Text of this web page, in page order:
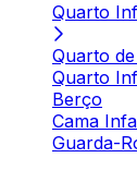
Quarto
Quarto
Quarto
Berço
Cama
Guarda-